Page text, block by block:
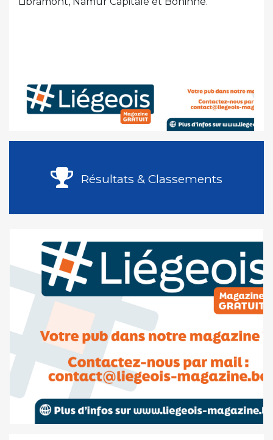
Résultats & Classements